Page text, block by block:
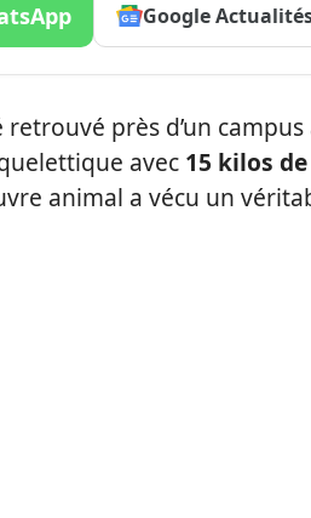
Google
retrouvé près d’un campus
avec 15 kilos
animal a vécu un